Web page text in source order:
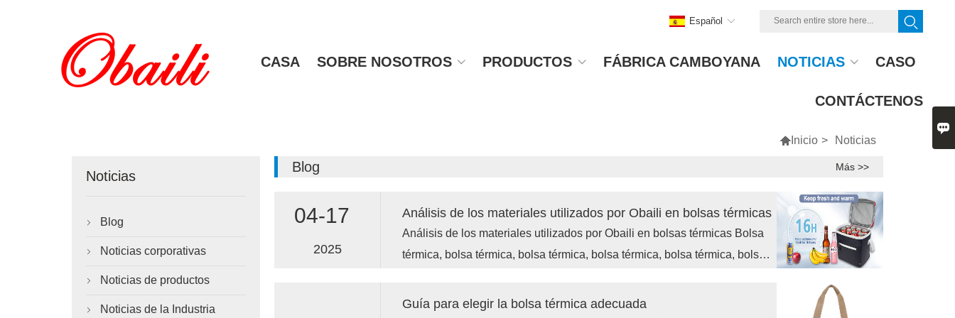
CASA SOBRE NOSOTROS PRODUCTOS FÁBRICA CAMBOYANA NOTICIAS CASO
CONTÁCTENOS
Español
 Inicio > Noticias
Noticias
 Blog
 Noticias corporativas
 Noticias de productos
 Noticias de la Industria
Blog Más >>
04-17
2025
Análisis de los materiales utilizados por Obaili en bolsas térmicas
Análisis de los materiales utilizados por Obaili en bolsas térmicas Bolsa
térmica, bolsa térmica, bolsa térmica, bolsa térmica, bolsa térmica, bolsa
térmica, bolsa térmica, bolsas de reparto, bolsas de reparto, bolsas de
Guía para elegir la bolsa térmica adecuada
